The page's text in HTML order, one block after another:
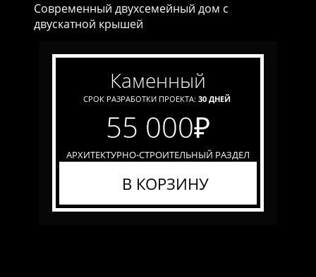
Современный двухсемейный дом с
двускатной крышей
каменный
СРОК РАЗРАБОТКИ ПРОЕКТА: 30 ДНЕЙ
55 000₽
АРХИТЕКТУРНО-СТРОИТЕЛЬНЫЙ РАЗДЕЛ
В КОРЗИНУ